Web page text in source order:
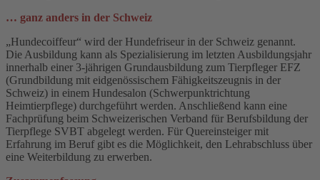
… ganz anders in der Schweiz
„Hundecoiffeur“ wird der Hundefriseur in der Schweiz genannt.
Die Ausbildung kann als Spezialisierung im letzten Ausbildungsjahr
innerhalb einer 3-jährigen Grundausbildung zum Tierpfleger EFZ
(Grundbildung mit eidgenössischem Fähigkeitszeugnis in der
Schweiz) in einem Hundesalon (Schwerpunktrichtung
Heimtierpflege) durchgeführt werden. Anschließend kann eine
Fachprüfung beim Schweizerischen Verband für Berufsbildung der
Tierpflege SVBT abgelegt werden. Für Quereinsteiger mit
Erfahrung im Beruf gibt es die Möglichkeit, den Lehrabschluss über
eine Weiterbildung zu erwerben.